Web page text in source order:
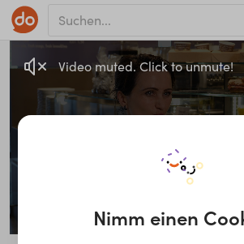
Video muted. Click to unmute!
Nimm einen